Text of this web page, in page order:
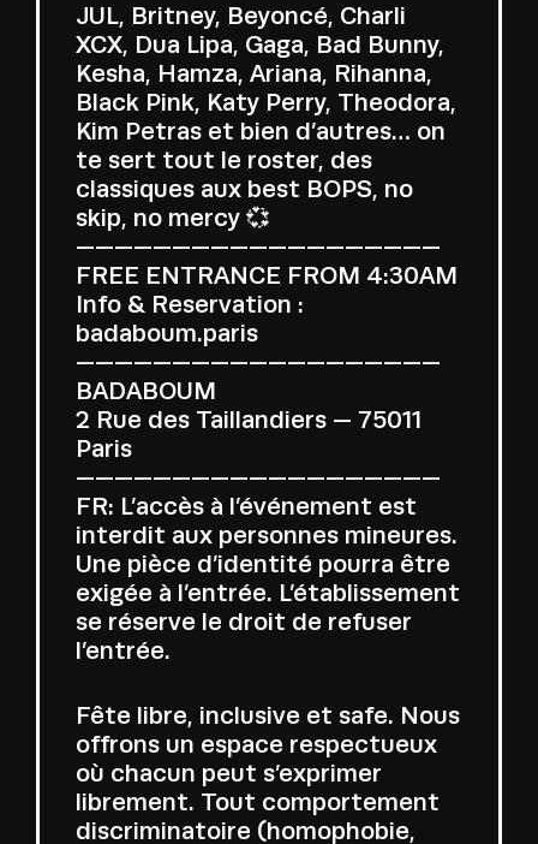
JUL, Britney, Beyoncé, Charli
XCX, Dua Lipa, Gaga, Bad Bunny,
Kesha, Hamza, Ariana, Rihanna,
Black Pink, Katy Perry, Theodora,
Kim Petras et bien d’autres… on
te sert tout le roster, des
classiques aux best BOPS, no
skip, no mercy 💞
———————————————————
FREE ENTRANCE FROM 4:30AM
Info & Reservation :
badaboum.paris
———————————————————
BADABOUM
2 Rue des Taillandiers — 75011
Paris
———————————————————
FR: L’accès à l’événement est
interdit aux personnes mineures.
Une pièce d’identité pourra être
exigée à l’entrée. L’établissement
se réserve le droit de refuser
l’entrée.
Fête libre, inclusive et safe. Nous
offrons un espace respectueux
où chacun peut s’exprimer
librement. Tout comportement
discriminatoire (homophobie,